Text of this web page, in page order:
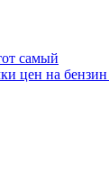
самый
цен на